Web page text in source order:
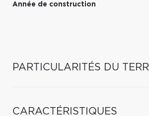
Année de construction
PARTICULARITÉS DU
CARACTÉRISTIQUES